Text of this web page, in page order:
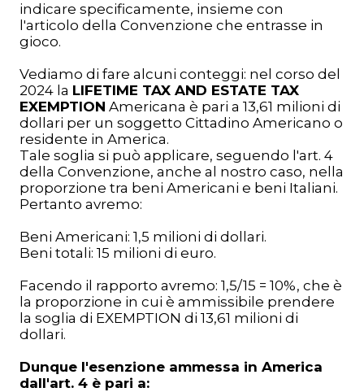
indicare specificamente, insieme con
l'articolo della Convenzione che entrasse in
gioco.
Vediamo di fare alcuni conteggi: nel corso del
2024 la LIFETIME TAX AND ESTATE TAX
EXEMPTION Americana è pari a 13,61 milioni di
dollari per un soggetto Cittadino Americano o
residente in America.
Tale soglia si può applicare, seguendo l'art. 4
della Convenzione, anche al nostro caso, nella
proporzione tra beni Americani e beni Italiani.
Pertanto avremo:
Beni Americani: 1,5 milioni di dollari.
Beni totali: 15 milioni di euro.
Facendo il rapporto avremo: 1,5/15 = 10%, che è
la proporzione in cui è ammissibile prendere
la soglia di EXEMPTION di 13,61 milioni di
dollari.
Dunque l'esenzione ammessa in America
dall'art. 4 è pari a: